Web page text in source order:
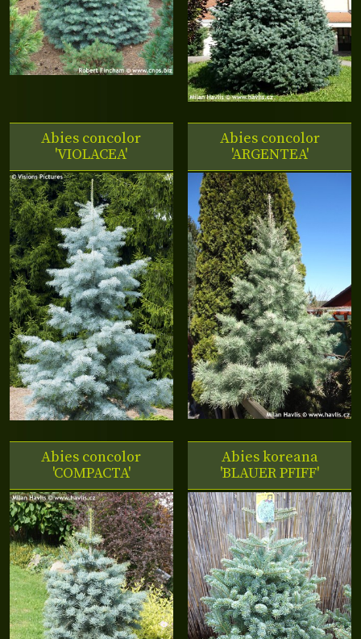
Abies concolor
'VIOLACEA'
Abies concolor
'ARGENTEA'
Abies concolor
'COMPACTA'
Abies koreana
'BLAUER PFIFF'